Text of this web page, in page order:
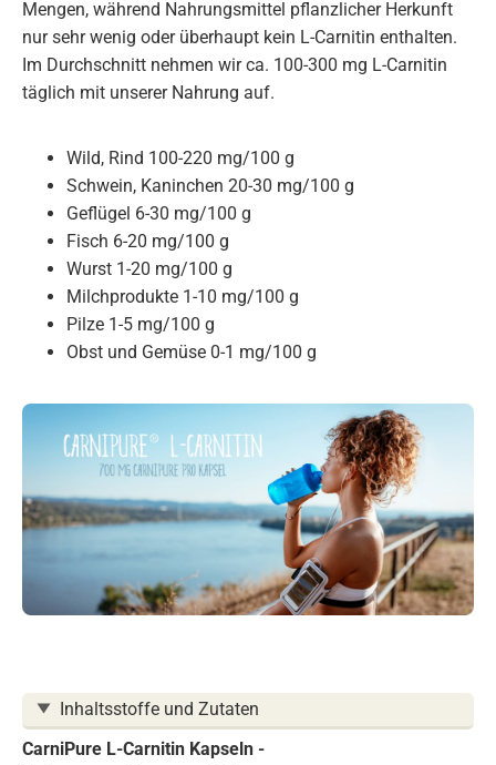
Mengen, während Nahrungsmittel pflanzlicher Herkunft
nur sehr wenig oder überhaupt kein L-Carnitin enthalten.
Im Durchschnitt nehmen wir ca. 100-300 mg L-Carnitin
täglich mit unserer Nahrung auf.
Wild, Rind 100-220 mg/100 g
Schwein, Kaninchen 20-30 mg/100 g
Geflügel 6-30 mg/100 g
Fisch 6-20 mg/100 g
Wurst 1-20 mg/100 g
Milchprodukte 1-10 mg/100 g
Pilze 1-5 mg/100 g
Obst und Gemüse 0-1 mg/100 g
Inhaltsstoffe und Zutaten
CarniPure L-Carnitin Kapseln -